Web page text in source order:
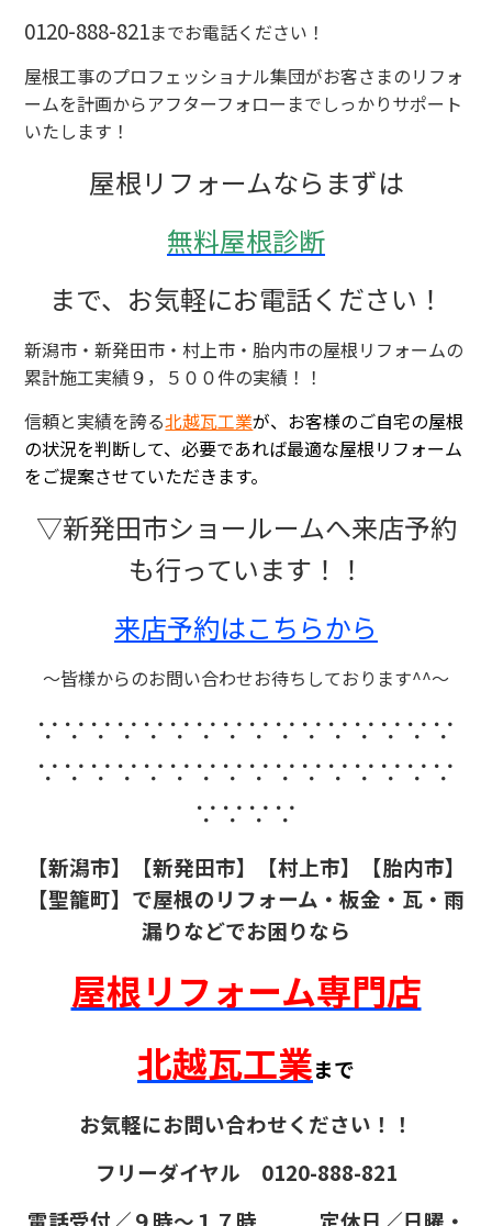
0120-888-821までお電話ください！
屋根工事のプロフェッショナル集団がお客さまのリフォ
ームを計画からアフターフォローまでしっかりサポート
いたします！
屋根リフォームならまずは
無料屋根診断
まで、お気軽にお電話ください！
新潟市・新発田市・村上市・胎内市の屋根リフォームの
累計施工実績９，５００件の実績！！
信頼と実績を誇る北越瓦工業が、お客様のご自宅の屋根
の状況を判断して、必要であれば最適な屋根リフォーム
をご提案させていただきます。
▽新発田市ショールームへ来店予約
も行っています！！
来店予約はこちらから
～皆様からのお問い合わせお待ちしております^^～
∵∵∵∵∵∵∵∵∵∵∵∵∵∵∵∵
∵∵∵∵∵∵∵∵∵∵∵∵∵∵∵∵
∵∵∵∵
【新潟市】【新発田市】【村上市】【胎内市】
【聖籠町】で屋根のリフォーム・板金・瓦・雨
漏りなどでお困りなら
屋根リフォーム専門店
北越瓦工業まで
お気軽にお問い合わせください！！
フリーダイヤル 0120-888-821
電話受付／９時～１７時 定休日／日曜・